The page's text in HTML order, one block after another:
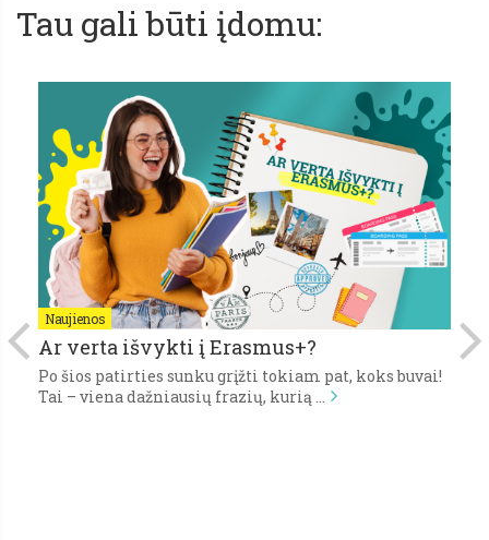
Tau gali būti įdomu:
Naujienos
Ar verta išvykti į Erasmus+?
Po šios patirties sunku grįžti tokiam pat, koks buvai!
Tai – viena dažniausių frazių, kurią …